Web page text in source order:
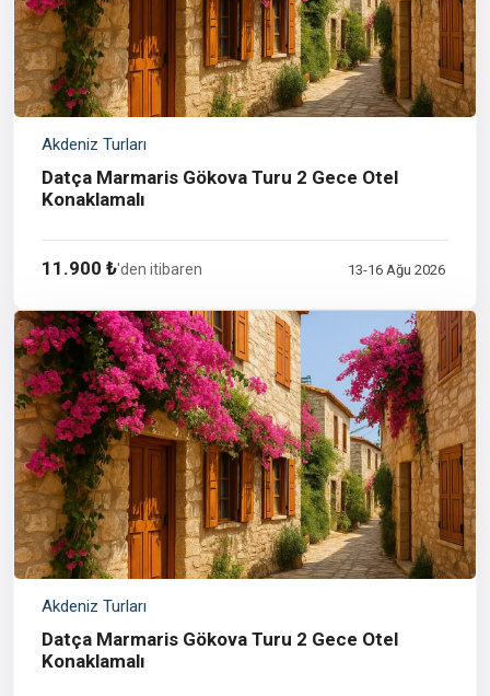
Akdeniz Turları
Datça Marmaris Gökova Turu 2 Gece Otel
Konaklamalı
11.900 ₺'den itibaren 13-16 Ağu 2026
Akdeniz Turları
Datça Marmaris Gökova Turu 2 Gece Otel
Konaklamalı